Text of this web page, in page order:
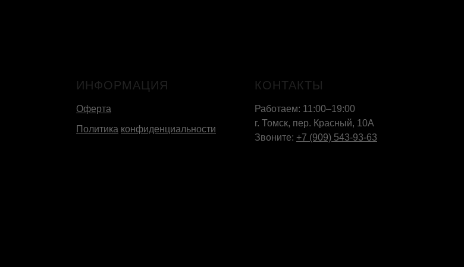
ИНФОРМАЦИЯ
Оферта
Политика конфиденциальности
КОНТАКТЫ
Работаем: 11:00–19:00
г. Томск, пер. Красный, 10А
Звоните: +7 (909) 543-93-63